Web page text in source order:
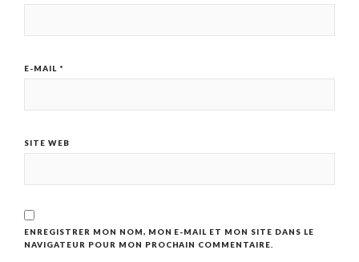
E-MAIL *
SITE WEB
ENREGISTRER MON NOM, MON E-MAIL ET MON SITE DANS LE
NAVIGATEUR POUR MON PROCHAIN COMMENTAIRE.